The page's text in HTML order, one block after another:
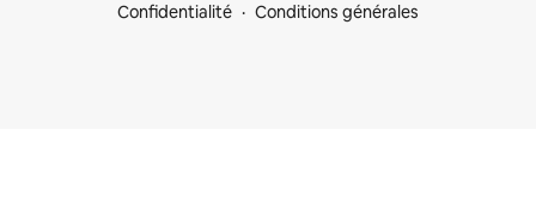
Confidentialité
Conditions générales